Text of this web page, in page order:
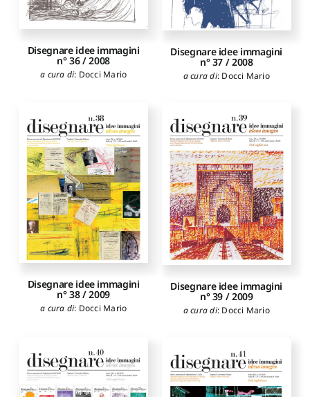
Disegnare idee immagini
n° 36 / 2008
a cura di: Docci Mario
Disegnare idee immagini
n° 37 / 2008
a cura di: Docci Mario
Disegnare idee immagini
n° 38 / 2009
a cura di: Docci Mario
Disegnare idee immagini
n° 39 / 2009
a cura di: Docci Mario